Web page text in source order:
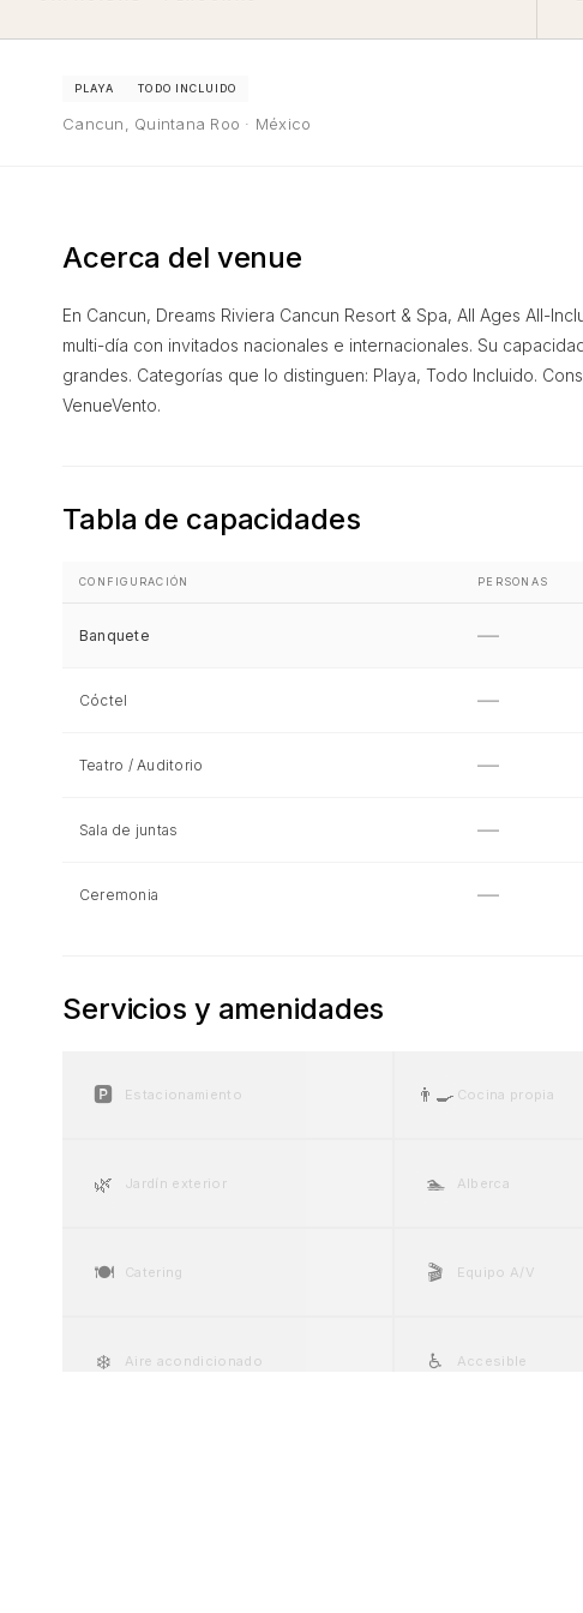
PLAYA TODO INCLUIDO
Cancun, Quintana Roo · México
Acerca del venue
En Cancun, Dreams Riviera Cancun Resort & Spa, All Ages All-
multi-día con invitados nacionales e internacionales. Su
grandes. Categorías que lo distinguen: Playa, Todo Incluido.
VenueVento.
Tabla de capacidades
CONFIGURACIÓN PERSONAS
Banquete —
Cóctel —
Teatro / Auditorio —
Sala de juntas —
Ceremonia —
Servicios y amenidades
🅿️ Estacionamiento 👨‍🍳 Cocina propia
🌿 Jardín exterior 🏊 Alberca
🍽️ Catering 🎬 Equipo A/V
❄️ Aire acondicionado ♿ Accesible